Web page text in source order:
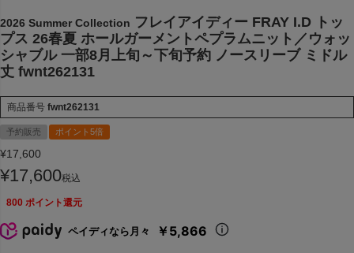
2026 Summer Collection フレイアイディー FRAY I.D トッ
プス 26春夏 ホールガーメントペプラムニット／ウォッ
シャブル 一部8月上旬～下旬予約 ノースリーブ ミドル
丈 fwnt262131
商品番号 fwnt262131
予約販売 ポイント5倍
¥17,600
¥17,600税込
800 ポイント還元
ペイディなら月々 ￥5,866